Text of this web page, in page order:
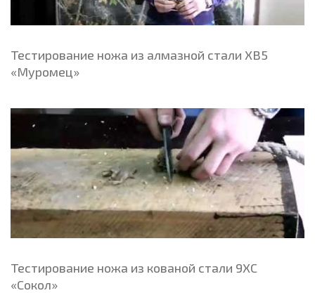
Тестирование ножа из алмазной стали ХВ5
«Муромец»
Тестирование ножа из кованой стали 9ХС
«Сокол»